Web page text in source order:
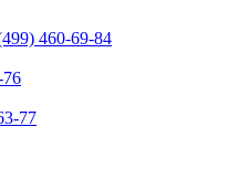
460-69-84
76
77